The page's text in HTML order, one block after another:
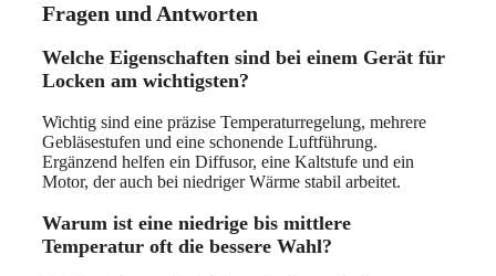
Fragen und Antworten
Welche Eigenschaften sind bei einem Gerät für
Locken am wichtigsten?
Wichtig sind eine präzise Temperaturregelung, mehrere
Gebläsestufen und eine schonende Luftführung.
Ergänzend helfen ein Diffusor, eine Kaltstufe und ein
Motor, der auch bei niedriger Wärme stabil arbeitet.
Warum ist eine niedrige bis mittlere
Temperatur oft die bessere Wahl?